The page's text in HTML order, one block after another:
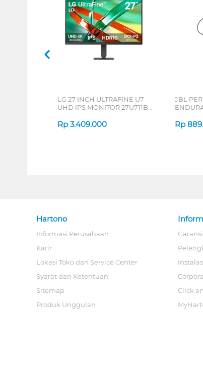
LG 27 INCH ULTRAFINE U7
UHD IPS MONITOR 27U711B-
Rp 3.409.000
JBL
Rp
Hartono
Informasi Perusahaan
Karir
Lokasi Toko dan Service Center
Syarat dan Ketentuan
Sitemap
Produk Unggulan
Click